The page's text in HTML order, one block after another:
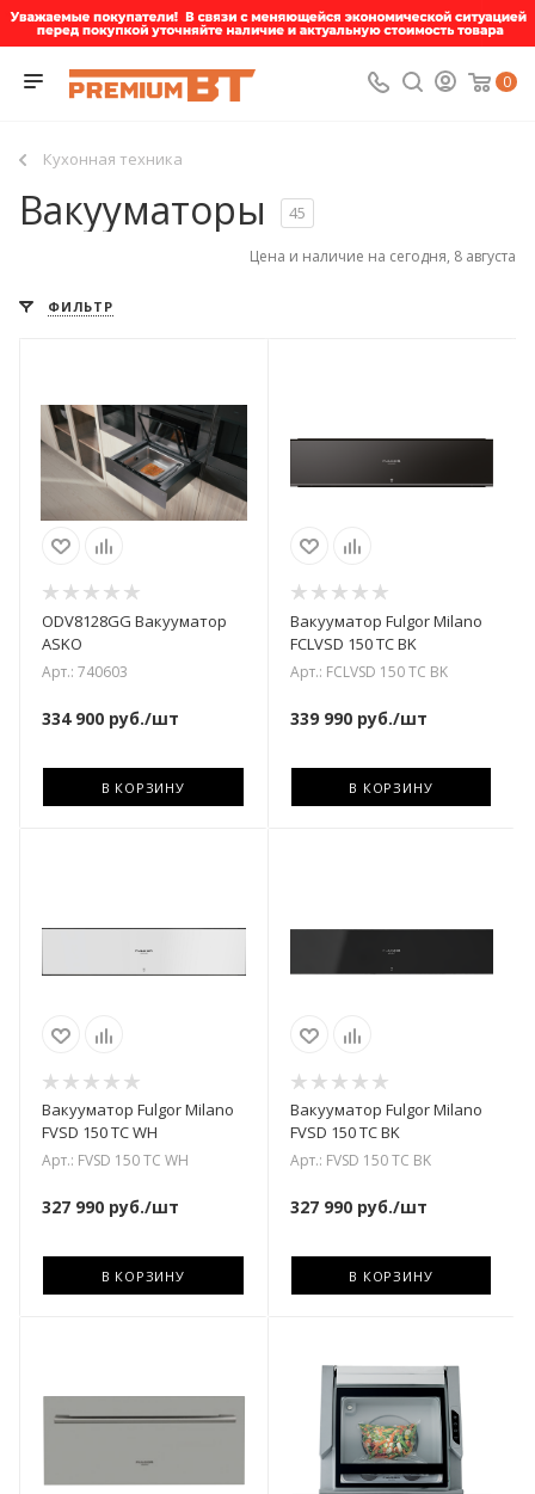
0
Кухонная техника
Вакууматоры 45
Цена и наличие на сегодня, 8 августа
ФИЛЬТР
ODV8128GG Вакууматор
ASKO
Арт.: 740603
334 900 руб./шт
В КОРЗИНУ
Вакууматор Fulgor Milano
FCLVSD 150 TC BK
Арт.: FCLVSD 150 TC BK
339 990руб./шт
В КОРЗИНУ
Вакууматор Fulgor Milano
FVSD 150 TC WH
Арт.: FVSD 150 TC WH
327 990 руб./шт
В КОРЗИНУ
Вакууматор Fulgor Milano
FVSD 150 TC BK
Арт.: FVSD 150 TC BK
327 990руб./шт
В КОРЗИНУ